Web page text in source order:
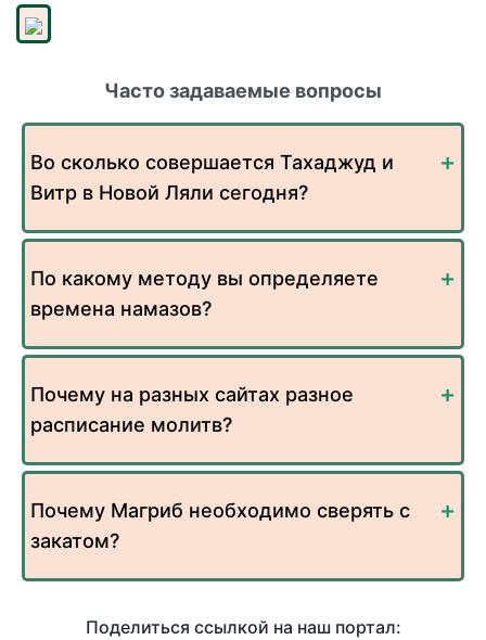
Часто задаваемые вопросы
Во сколько совершается Тахаджуд и
Витр в Новой Ляли сегодня?
По какому методу вы определяете
времена намазов?
Почему на разных сайтах разное
расписание молитв?
Почему Магриб необходимо сверять с
закатом?
Поделиться ссылкой на наш портал: